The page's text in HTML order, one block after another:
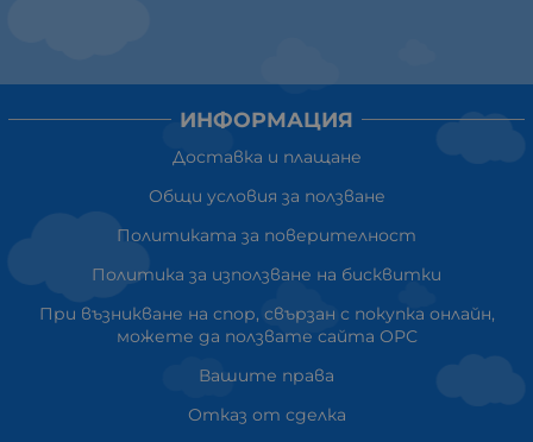
ИНФОРМАЦИЯ
Доставка и плащане
Общи условия за ползване
Политиката за поверителност
Политика за използване на бисквитки
При възникване на спор, свързан с покупка онлайн,
можете да ползвате сайта ОРС
Вашите права
Отказ от сделка